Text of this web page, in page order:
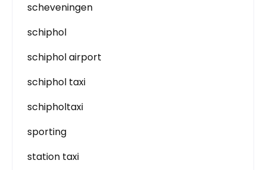
scheveningen
schiphol
schiphol airport
schiphol taxi
schipholtaxi
sporting
station taxi